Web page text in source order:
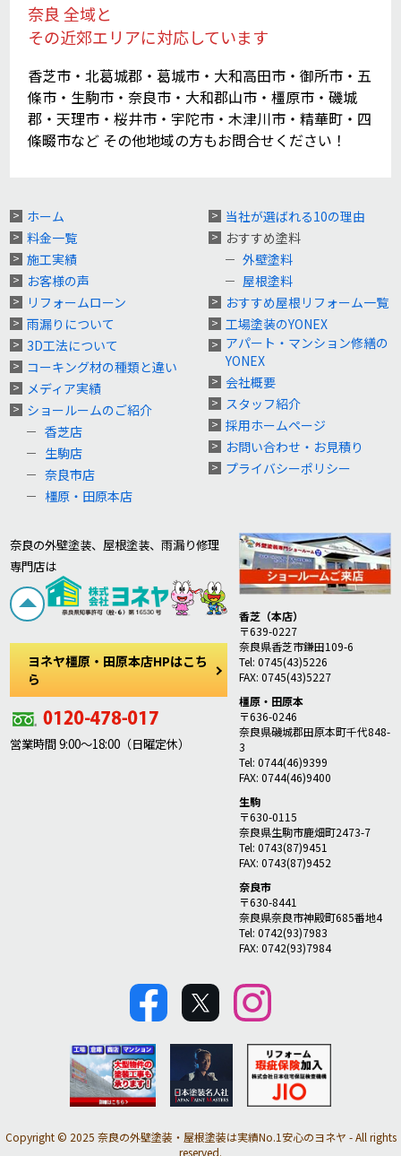
奈良 全域と
その近郊エリアに対応しています
香芝市・北葛城郡・葛城市・大和高田市・御所市・五
條市・生駒市・奈良市・大和郡山市・橿原市・磯城
郡・天理市・桜井市・宇陀市・木津川市・精華町・四
條畷市など その他地域の方もお問合せください！
ホーム
料金一覧
施工実績
お客様の声
リフォームローン
雨漏りについて
3D工法について
コーキング材の種類と違い
メディア実績
ショールームのご紹介
香芝店
生駒店
奈良市店
橿原・田原本店
当社が選ばれる10の理由
おすすめ塗料
外壁塗料
屋根塗料
おすすめ屋根リフォーム一覧
工場塗装のYONEX
アパート・マンション修繕の
YONEX
会社概要
スタッフ紹介
採用ホームページ
お問い合わせ・お見積り
プライバシーポリシー
奈良の外壁塗装、屋根塗装、雨漏り修理
専門店は
ヨネヤ橿原・田原本店HPはこち
ら
営業時間 9:00～18:00（日曜定休）
香芝（本店）
〒639-0227
奈良県香芝市鎌田109-6
Tel: 0745(43)5226
FAX: 0745(43)5227
橿原・田原本
〒636-0246
奈良県磯城郡田原本町千代848-
3
Tel: 0744(46)9399
FAX: 0744(46)9400
生駒
〒630-0115
奈良県生駒市鹿畑町2473-7
Tel: 0743(87)9451
FAX: 0743(87)9452
奈良市
〒630-8441
奈良県奈良市神殿町685番地4
Tel: 0742(93)7983
FAX: 0742(93)7984
Copyright © 2025 奈良の外壁塗装・屋根塗装は実績No.1安心のヨネヤ - All rights
reserved.